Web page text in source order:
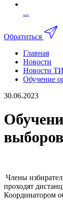
...
Обратиться
Главная
Новости
Новости
Обучение
30.06.2023
выборов
Члены
проходят
Координатором